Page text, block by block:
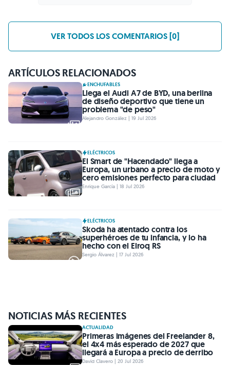
VER TODOS LOS COMENTARIOS [0]
ARTÍCULOS RELACIONADOS
ENCHUFABLES
Llega el Audi A7 de BYD, una berlina
de diseño deportivo que tiene un
problema "de peso"
Alejandro González | 19 Jul 2026
ELÉCTRICOS
El Smart de "Hacendado" llega a
Europa, un urbano a precio de moto y
cero emisiones perfecto para ciudad
Enrique García | 18 Jul 2026
ELÉCTRICOS
Skoda ha atentado contra los
superhéroes de tu infancia, y lo ha
hecho con el Elroq RS
Sergio Álvarez | 17 Jul 2026
NOTICIAS MÁS RECIENTES
ACTUALIDAD
Primeras imágenes del Freelander 8,
el 4x4 más esperado de 2027 que
llegará a Europa a precio de derribo
David Clavero | 20 Jul 2026